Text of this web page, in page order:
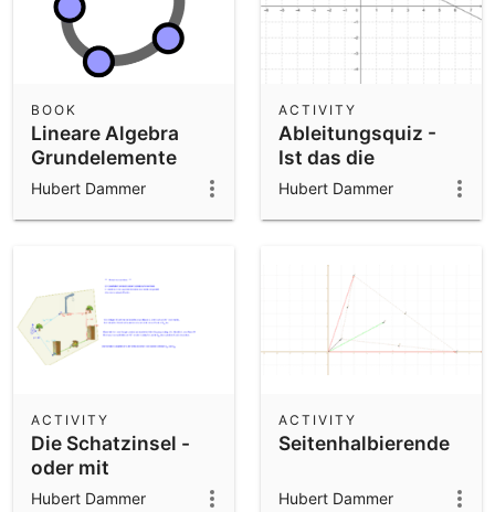
Lineare Algebra
Grundelemente
BOOK
Hubert Dammer
Ableitungsquiz -
Ist das die
Ableitungsfunktion
ACTIVITY
Hubert Dammer
Die Schatzinsel -
oder mit
Mathematik
ACTIVITY
Hubert Dammer
Seitenhalbierende
ACTIVITY
Hubert Dammer